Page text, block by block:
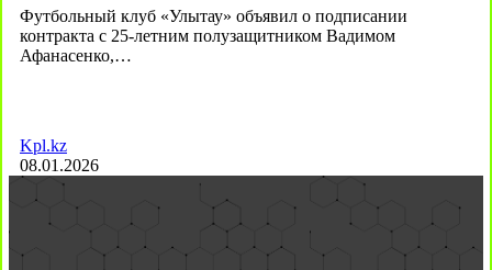
Футбольный клуб «Улытау» объявил о подписании
контракта с 25-летним полузащитником Вадимом
Афанасенко,…
Kpl.kz
08.01.2026